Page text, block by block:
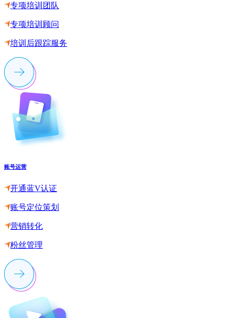
专项培训团队
专项培训顾问
培训后跟踪服务
账号运营
开通蓝V认证
账号定位策划
营销转化
粉丝管理